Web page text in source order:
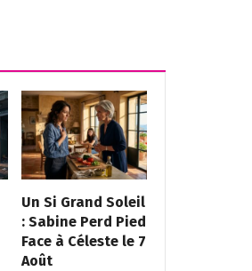
Un Si Grand Soleil
: Sabine Perd Pied
Face à Céleste le 7
Août